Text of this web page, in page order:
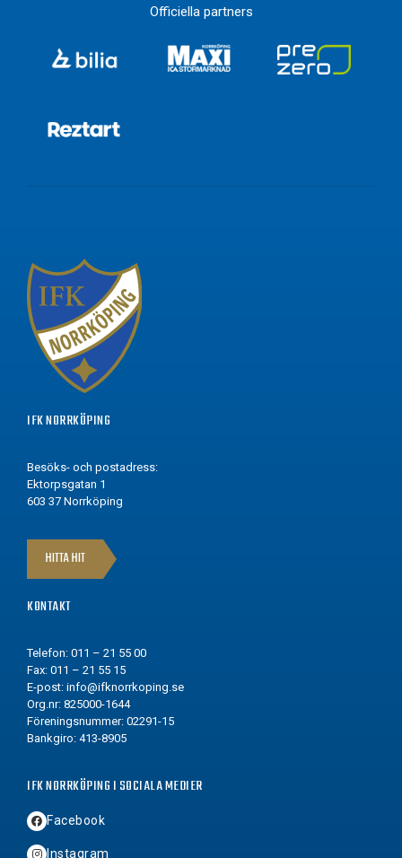
Officiella partners
IFK NORRKÖPING
Besöks- och postadress:
Ektorpsgatan 1
603 37 Norrköping
HITTA HIT
KONTAKT
Telefon: 011 – 21 55 00
Fax: 011 – 21 55 15
E-post: info@ifknorrkoping.se
Org.nr: 825000-1644
Föreningsnummer: 02291-15
Bankgiro: 413-8905
IFK NORRKÖPING I SOCIALA MEDIER
Facebook
Instagram